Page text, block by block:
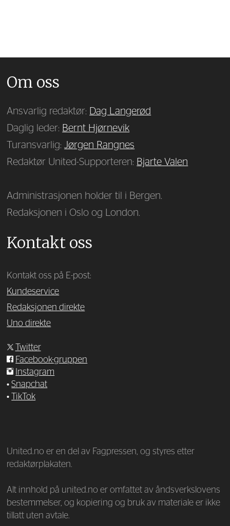
Om oss
Ansvarlig redaktør: Dag Langerød
Daglig leder: Bernt Hjørnevik
Turansvarlig:Jørgen Rangnes
Redaktør United-Supporteren: Bjarte Valen
Administrasjonen holder til i Bergen.
Redaksjonen i Oslo og London.
Kontakt oss
Kontakt oss på E-post:
Kundeservice
Redaksjonen direkte
Uno direkte
Twitter
Facebook-gruppen
Instagram
•Snapchat
•
TikTok
United.no er en del av Fagpressen, og styres etter
redaktørplakaten.
Alt innhold på united.no er omfattet av åndsverkslovens
bestemmelser, og kopiering og bruk av materiale er ikke
tillatt uten avtale.